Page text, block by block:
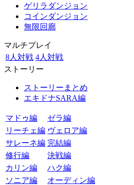
ゲリラダンジョン
コインダンジョン
無限回廊
マルチプレイ
8人対戦 4人対戦
ストーリー
ストーリーまとめ
エキドナSARA編
マドゥ編
ゼラ編
リーチェ編 ヴェロア編
サレーネ編 完結編
修行編
決戦編
カリン編
ハク編
ソニア編
オーディン編